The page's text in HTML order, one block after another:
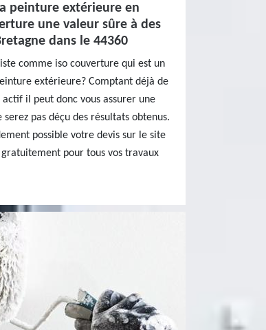
peinture extérieure en
une valeur sûre à des
dans le 44360
comme iso couverture qui est un
extérieure? Comptant déjà de
actif il peut donc vous assurer une
pas déçu des résultats obtenus.
possible votre devis sur le site
pour tous vos travaux